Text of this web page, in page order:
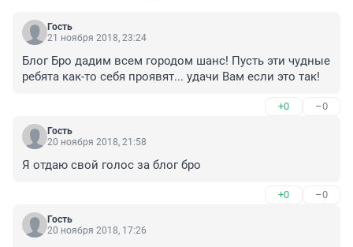
Гость
21 ноября 2018, 23:24
Блог Бро дадим всем городом шанс! Пусть эти чудные
ребята как-то себя проявят... удачи Вам если это так!
+0 –0
Гость
20 ноября 2018, 21:58
Я отдаю свой голос за блог бро
+0 –0
Гость
20 ноября 2018, 17:26